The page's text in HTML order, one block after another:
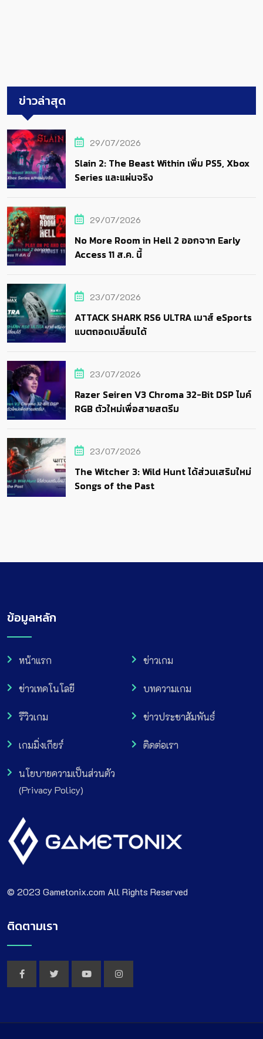
ข่าวล่าสุด
29/07/2026
Slain 2: The Beast Within เพิ่ม PS5, Xbox
Series และแผ่นจริง
29/07/2026
No More Room in Hell 2 ออกจาก Early
Access 11 ส.ค. นี้
23/07/2026
ATTACK SHARK RS6 ULTRA เมาส์ eSports
แบตถอดเปลี่ยนได้
23/07/2026
Razer Seiren V3 Chroma 32-Bit DSP ไมค์
RGB ตัวใหม่เพื่อสายสตรีม
23/07/2026
The Witcher 3: Wild Hunt ได้ส่วนเสริมใหม่
Songs of the Past
ข้อมูลหลัก
หน้าแรก ข่าวเกม
ข่าวเทคโนโลยี บทความเกม
รีวิวเกม ข่าวประชาสัมพันธ์
เกมมิ่งเกียร์ ติดต่อเรา
นโยบายความเป็นส่วนตัว
(Privacy Policy)
© 2023 Gametonix.com All Rights Reserved
ติดตามเรา